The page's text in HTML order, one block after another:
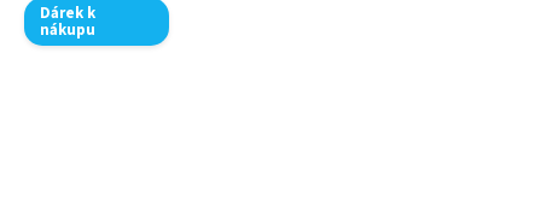
Dárek k
nákupu